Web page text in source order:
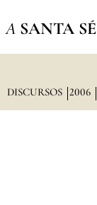
A SANTA SÉ
DISCURSOS 2006